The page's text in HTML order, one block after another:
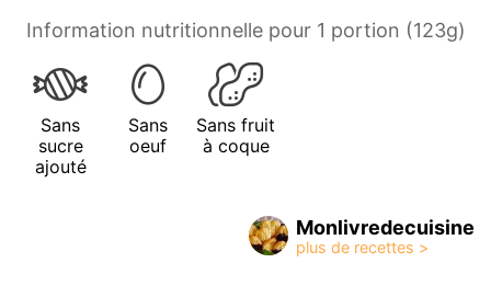
Information nutritionnelle pour 1 portion (123g)
Sans
sucre
ajouté
Sans
oeuf
Sans fruit
à coque
Monlivredecuisine